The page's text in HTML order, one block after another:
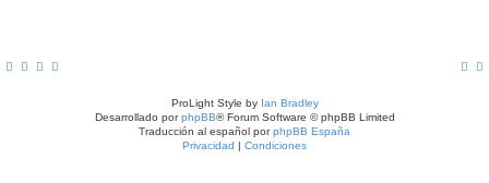
ProLight Style by Ian Bradley
Desarrollado porphpBB® Forum Software © phpBB Limited
Traducción al español porphpBB España
Privacidad | Condiciones